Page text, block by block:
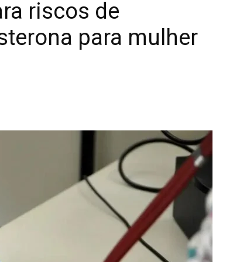
riscos de
para mulher